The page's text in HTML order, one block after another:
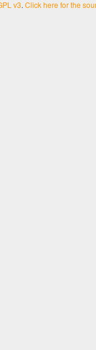
v3. Click here for the